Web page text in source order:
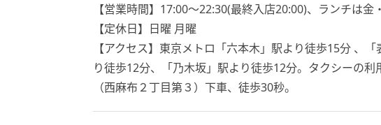
【営業時間】17:00～22:30(最終入店20:00)、ランチは
【定休日】日曜 月曜
【アクセス】東京メトロ「六本木」駅より徒歩15分 、
り徒歩12分、「乃木坂」駅より徒歩12分。タクシーの
（西麻布２丁目第３）下車、徒歩30秒。